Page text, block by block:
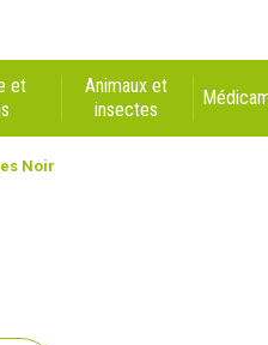
et
Animaux et
insectes
Noir